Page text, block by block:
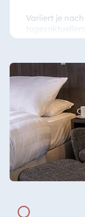
Variiert je
Es stehen
Verfügung.
Das Angebot
Verfügbarkeit
und nicht
mit der
als